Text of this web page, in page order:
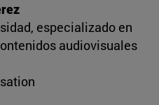
especializado en
audiovisuales